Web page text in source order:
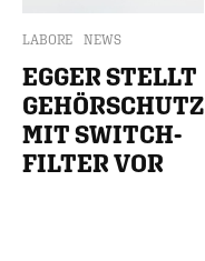
LABORE NEWS
EGGER STELLT
GEHÖRSCHUTZ
MIT SWITCH-
FILTER VOR